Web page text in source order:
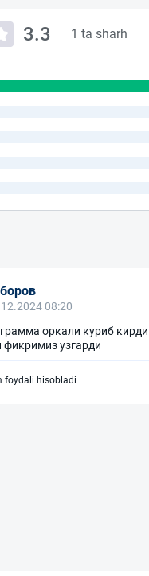
3.3 1 ta sharh
08:20
оркали куриб
узгарди
foydali hisobladi